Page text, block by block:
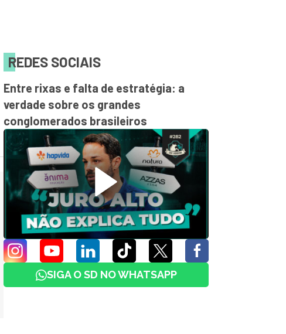
REDES SOCIAIS
Entre rixas e falta de estratégia: a
verdade sobre os grandes
conglomerados brasileiros
SIGA O SD NO WHATSAPP